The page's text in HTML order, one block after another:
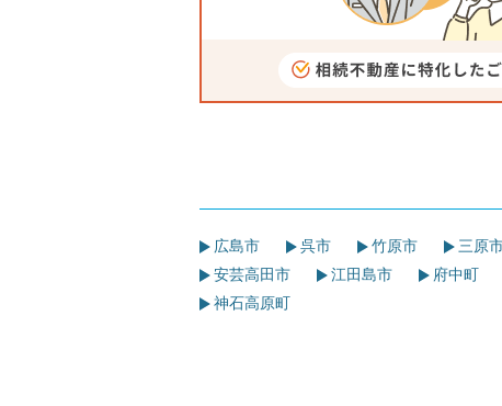
広島市 呉市 竹原市 三原
安芸高田市
江田島市 府中町
神石高原町